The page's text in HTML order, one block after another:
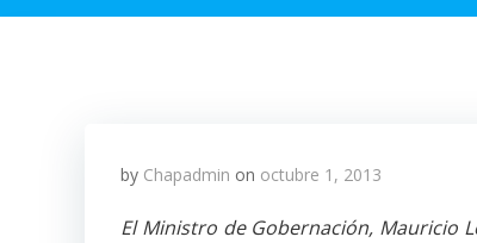
by Chapadmin on octubre 1, 2013
El Ministro de Gobernación, Mauricio